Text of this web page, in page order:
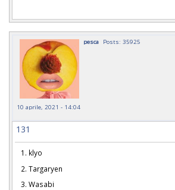
pesca Posts: 35925
10 aprile, 2021 - 14:04
131
1. klyo
2. Targaryen
3. Wasabi